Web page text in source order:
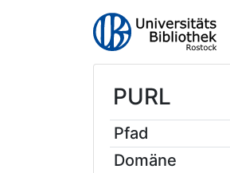
PURL
Pfad
Domäne